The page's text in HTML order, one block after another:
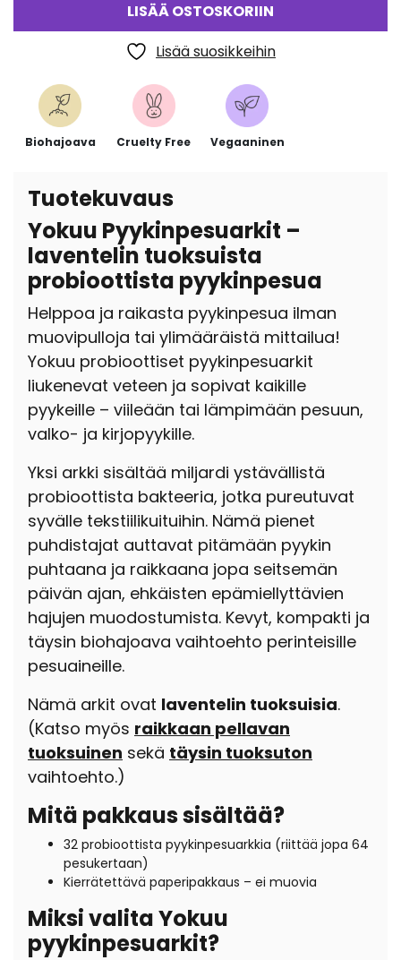
LISÄÄ OSTOSKORIIN
Lisää suosikkeihin
Biohajoava Cruelty Free Vegaaninen
Tuotekuvaus
Yokuu Pyykinpesuarkit –
laventelin tuoksuista
probioottista pyykinpesua
Helppoa ja raikasta pyykinpesua ilman
muovipulloja tai ylimääräistä mittailua!
Yokuu probioottiset pyykinpesuarkit
liukenevat veteen ja sopivat kaikille
pyykeille – viileään tai lämpimään pesuun,
valko- ja kirjopyykille.
Yksi arkki sisältää miljardi ystävällistä
probioottista bakteeria, jotka pureutuvat
syvälle tekstiilikuituihin. Nämä pienet
puhdistajat auttavat pitämään pyykin
puhtaana ja raikkaana jopa seitsemän
päivän ajan, ehkäisten epämiellyttävien
hajujen muodostumista. Kevyt, kompakti ja
täysin biohajoava vaihtoehto perinteisille
pesuaineille.
Nämä arkit ovat laventelin tuoksuisia.
(Katso myös raikkaan pellavan
tuoksuinen sekä täysin tuoksuton
vaihtoehto.)
Mitä pakkaus sisältää?
32 probioottista pyykinpesuarkkia (riittää jopa 64
pesukertaan)
Kierrätettävä paperipakkaus – ei muovia
Miksi valita Yokuu
pyykinpesuarkit?